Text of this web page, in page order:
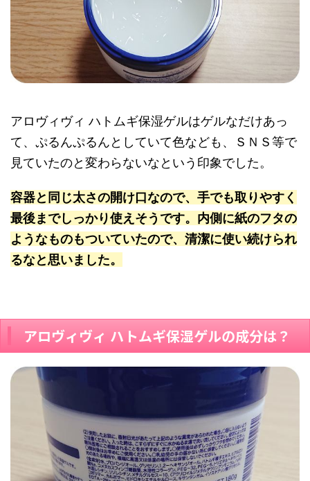
アロヴィヴィ ハトムギ保湿ゲルはゲルなだけあっ
て、ぷるんぷるんとしていて色なども、ＳＮＳ等で
見ていたのと変わらないなという印象でした。
容器と同じ太さの開け口なので、手でも取りやすく
最後までしっかり使えそうです。内側に紙のフタの
ようなものもついていたので、清潔に使い続けられ
るなと思いました。
アロヴィヴィ ハトムギ保湿ゲルの成分は？